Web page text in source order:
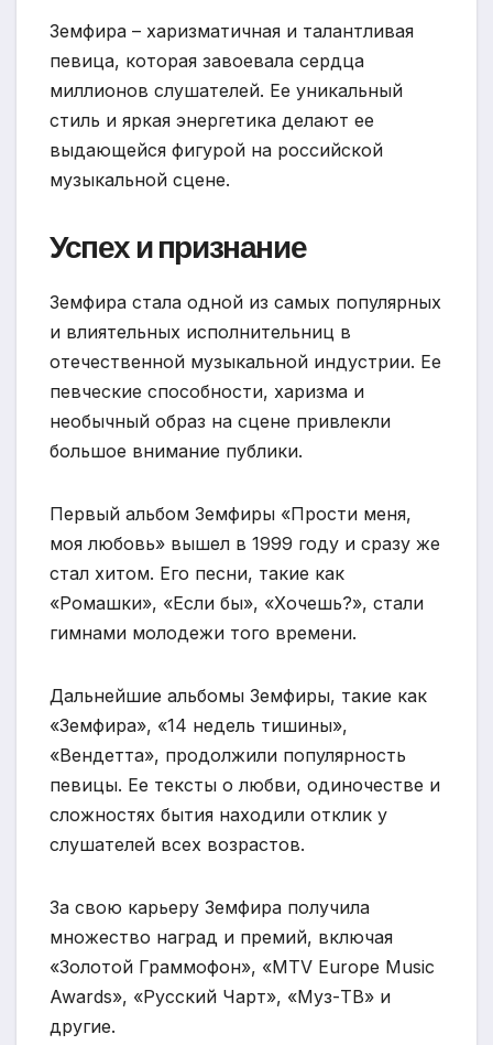
Земфира – харизматичная и талантливая
певица, которая завоевала сердца
миллионов слушателей. Ее уникальный
стиль и яркая энергетика делают ее
выдающейся фигурой на российской
музыкальной сцене.
Успех и признание
Земфира стала одной из самых популярных
и влиятельных исполнительниц в
отечественной музыкальной индустрии. Ее
певческие способности, харизма и
необычный образ на сцене привлекли
большое внимание публики.
Первый альбом Земфиры «Прости меня,
моя любовь» вышел в 1999 году и сразу же
стал хитом. Его песни, такие как
«Ромашки», «Если бы», «Хочешь?», стали
гимнами молодежи того времени.
Дальнейшие альбомы Земфиры, такие как
«Земфира», «14 недель тишины»,
«Вендетта», продолжили популярность
певицы. Ее тексты о любви, одиночестве и
сложностях бытия находили отклик у
слушателей всех возрастов.
За свою карьеру Земфира получила
множество наград и премий, включая
«Золотой Граммофон», «MTV Europe Music
Awards», «Русский Чарт», «Муз-ТВ» и
другие.